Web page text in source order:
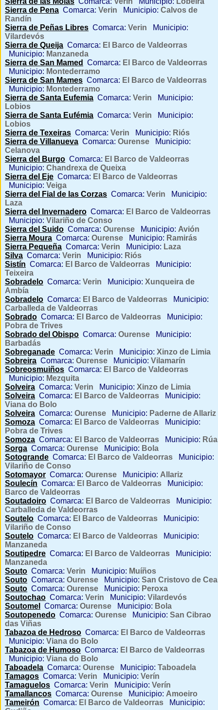
Sierra de Pena Comarca: Verin Municipio: Calvos de
Randín
Sierra de Peñas Libres Comarca: Verin Municipio:
Vilardevós
Sierra de Queija Comarca: El Barco de Valdeorras
Municipio: Manzaneda
Sierra de San Mamed
Comarca: El Barco de Valdeorras
Municipio: Montederramo
Sierra de San Mames Comarca: El Barco de Valdeorras
Municipio: Montederramo
Sierra de Santa Eufemia Comarca: Verin Municipio:
Lobios
Sierra de Santa Eufémia Comarca: Verin Municipio:
Lobios
Sierra de Texeiras Comarca: Verin Municipio: Riós
Sierra de Villanueva Comarca: Ourense Municipio:
Celanova
Sierra del Burgo Comarca: El Barco de Valdeorras
Municipio: Chandrexa de Queixa
Sierra del Eje Comarca: El Barco de Valdeorras
Municipio: Veiga
Sierra del Fial de las Corzas Comarca: Verin Municipio:
Laza
Sierra del Invernadero Comarca: El Barco de Valdeorras
Municipio: Vilariño de Conso
Sierra del Suido Comarca: Ourense Municipio: Avión
Sierra Moura Comarca: Ourense Municipio: Ramirás
Sierra Pequeña Comarca: Verin Municipio: Laza
Silva Comarca: Verin Municipio: Riós
Sistín Comarca: El Barco de Valdeorras Municipio:
Teixeira
Sobradelo Comarca: Verin Municipio: Xunqueira de
Ambía
Sobradelo Comarca: El Barco de Valdeorras Municipio:
Carballeda de Valdeorras
Sobrado Comarca: El Barco de Valdeorras Municipio:
Pobra de Trives
Sobrado del Obispo Comarca: Ourense Municipio:
Barbadás
Sobreganade Comarca: Verin Municipio: Xinzo de Limia
Sobreira Comarca: Ourense Municipio: Vilamarín
Sobreosmuiños Comarca: El Barco de Valdeorras
Municipio: Mezquita
Solveira Comarca: Verin Municipio: Xinzo de Limia
Solveira Comarca: El Barco de Valdeorras Municipio:
Viana do Bolo
Solveira Comarca: Ourense Municipio: Paderne de Allariz
Somoza Comarca: El Barco de Valdeorras Municipio:
Pobra de Trives
Somoza Comarca: El Barco de Valdeorras Municipio: Rúa
Sorga Comarca: Ourense Municipio: Bola
Sotogrande Comarca: El Barco de Valdeorras Municipio:
Vilariño de Conso
Sotomayor Comarca: Ourense Municipio: Allariz
Soulecín Comarca: El Barco de Valdeorras Municipio:
Barco de Valdeorras
Soutadoiro Comarca: El Barco de Valdeorras Municipio:
Carballeda de Valdeorras
Soutelo Comarca: El Barco de Valdeorras Municipio:
Vilariño de Conso
Soutelo Comarca: El Barco de Valdeorras Municipio:
Manzaneda
Soutipedre Comarca: El Barco de Valdeorras Municipio:
Manzaneda
Souto Comarca: Verin Municipio: Muíños
Souto Comarca: Ourense Municipio: San Cristovo de Cea
Souto Comarca: Ourense Municipio: Peroxa
Soutochao Comarca: Verin Municipio: Vilardevós
Soutomel
Comarca: Ourense Municipio: Bola
Soutopenedo Comarca: Ourense Municipio: San Cibrao
das Viñas
Tabazoa de Hedroso Comarca: El Barco de Valdeorras
Municipio: Viana do Bolo
Tabazoa de Humoso Comarca: El Barco de Valdeorras
Municipio: Viana do Bolo
Taboadela Comarca: Ourense Municipio: Taboadela
Tamagos Comarca: Verin Municipio: Verín
Tamaguelos Comarca: Verin Municipio: Verín
Tamallancos Comarca: Ourense Municipio: Amoeiro
Tameirón Comarca: El Barco de Valdeorras Municipio: